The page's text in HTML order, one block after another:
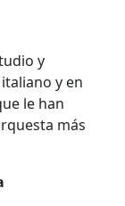
y
y en
le han
más